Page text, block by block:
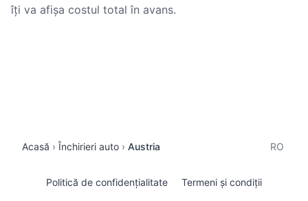
îți va afișa costul total în avans.
Acasă Închirieri auto Austria RO
Politică de confidențialitate Termeni și condiții